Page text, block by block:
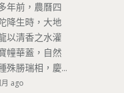
年前，農曆四
降生時，大地
以清香之水灌
幢華蓋，自然
殊勝瑞相，慶...
ago